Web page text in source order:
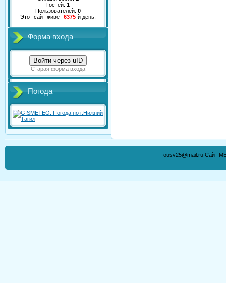
Гостей: 1
Пользователей: 0
Этот сайт живет 6375-й день.
Форма входа
Войти через uID
Старая форма входа
Погода
ousv25@mail.ru Сайт